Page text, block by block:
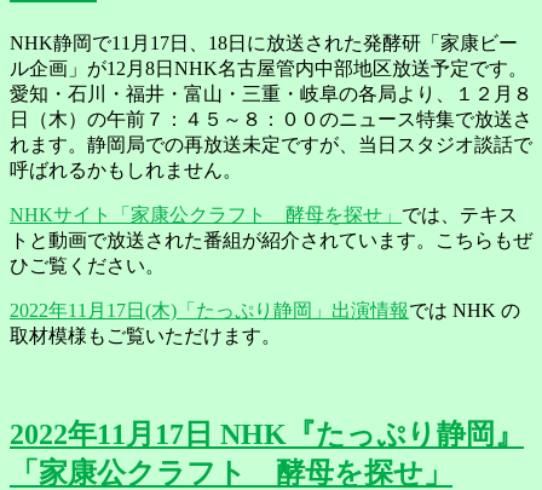
NHK静岡で11月17日、18日に放送された発酵研「家康ビー
ル企画」が12月8日NHK名古屋管内中部地区放送予定です。
愛知・石川・福井・富山・三重・岐阜の各局より、１２月８
日（木）の午前７：４５～８：００のニュース特集で放送さ
れます。静岡局での再放送未定ですが、当日スタジオ談話で
呼ばれるかもしれません。
NHKサイト「家康公クラフト 酵母を探せ」 では、テキス
トと動画で放送された番組が紹介されています。こちらもぜ
ひご覧ください。
2022年11月17日(木)「たっぷり静岡」出演情報では NHK の
取材模様もご覧いただけます。
2022年11月17日 NHK『たっぷり静岡』
「家康公クラフト 酵母を探せ」